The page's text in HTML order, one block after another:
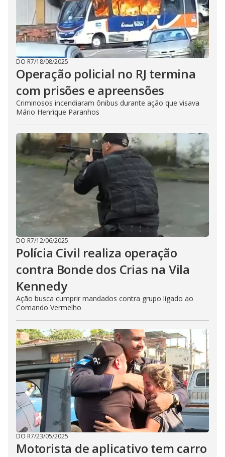
DO R7/18/08/2025
Operação policial no RJ termina
com prisões e apreensões
Criminosos incendiaram ônibus durante ação que visava
Mário Henrique Paranhos
DO R7/12/06/2025
Polícia Civil realiza operação
contra Bonde dos Crias na Vila
Kennedy
Ação busca cumprir mandados contra grupo ligado ao
Comando Vermelho
DO R7/23/05/2025
Motorista de aplicativo tem carro